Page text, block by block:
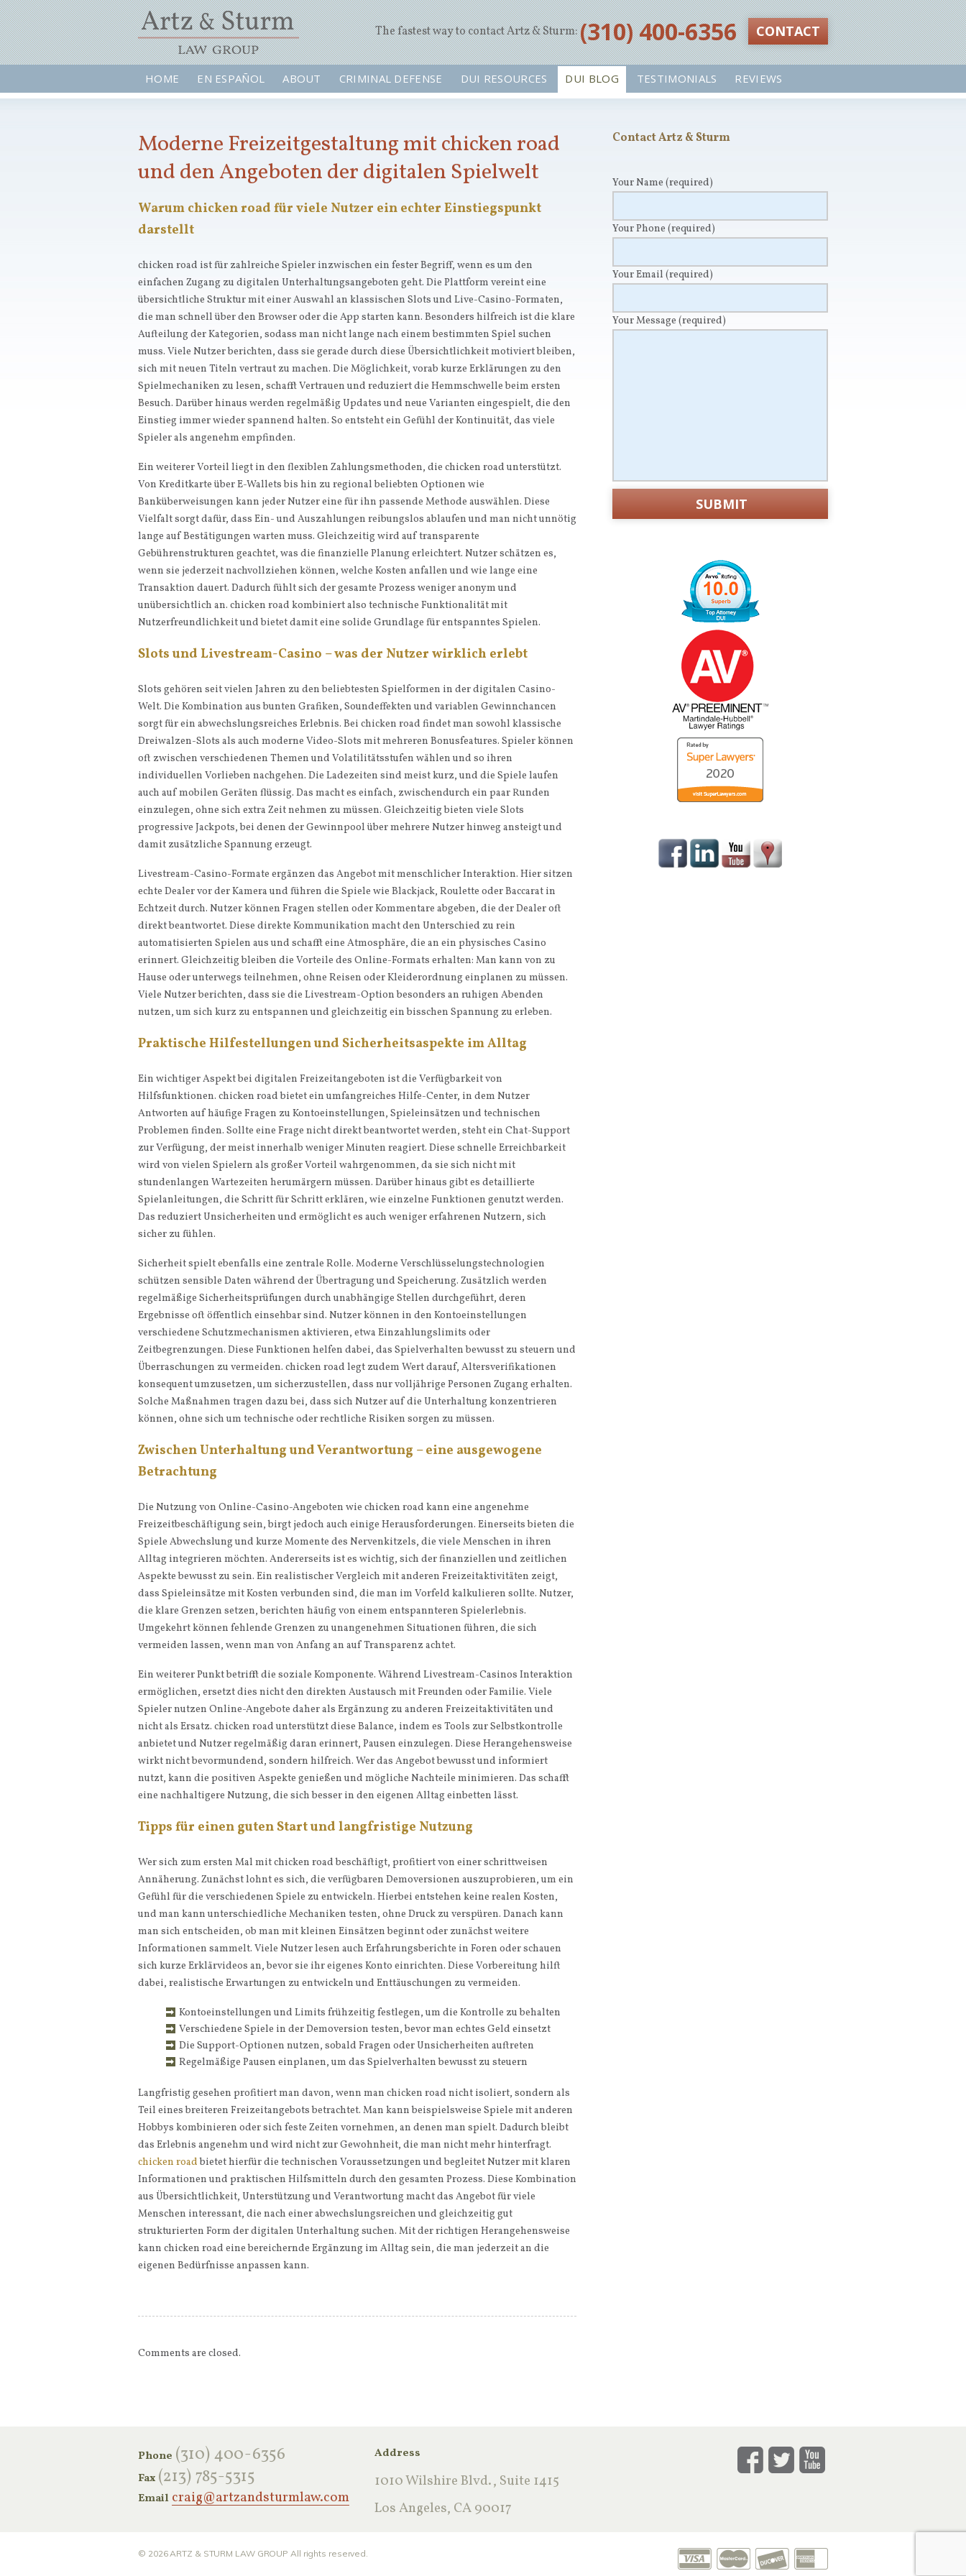
The fastest way to contact Artz & Sturm:‪(310) 400-6356‬ CONTACT
HOME EN ESPAÑOL ABOUT CRIMINAL DEFENSE DUI RESOURCES DUI BLOG TESTIMONIALS REVIEWS
Moderne Freizeitgestaltung mit chicken road
und den Angeboten der digitalen Spielwelt
Warum chicken road für viele Nutzer ein echter Einstiegspunkt
darstellt
chicken road ist für zahlreiche Spieler inzwischen ein fester Begriff, wenn es um den
einfachen Zugang zu digitalen Unterhaltungsangeboten geht. Die Plattform vereint eine
übersichtliche Struktur mit einer Auswahl an klassischen Slots und Live-Casino-Formaten,
die man schnell über den Browser oder die App starten kann. Besonders hilfreich ist die klare
Aufteilung der Kategorien, sodass man nicht lange nach einem bestimmten Spiel suchen
muss. Viele Nutzer berichten, dass sie gerade durch diese Übersichtlichkeit motiviert bleiben,
sich mit neuen Titeln vertraut zu machen. Die Möglichkeit, vorab kurze Erklärungen zu den
Spielmechaniken zu lesen, schafft Vertrauen und reduziert die Hemmschwelle beim ersten
Besuch. Darüber hinaus werden regelmäßig Updates und neue Varianten eingespielt, die den
Einstieg immer wieder spannend halten. So entsteht ein Gefühl der Kontinuität, das viele
Spieler als angenehm empfinden.
Ein weiterer Vorteil liegt in den flexiblen Zahlungsmethoden, die chicken road unterstützt.
Von Kreditkarte über E-Wallets bis hin zu regional beliebten Optionen wie
Banküberweisungen kann jeder Nutzer eine für ihn passende Methode auswählen. Diese
Vielfalt sorgt dafür, dass Ein- und Auszahlungen reibungslos ablaufen und man nicht unnötig
lange auf Bestätigungen warten muss. Gleichzeitig wird auf transparente
Gebührenstrukturen geachtet, was die finanzielle Planung erleichtert. Nutzer schätzen es,
wenn sie jederzeit nachvollziehen können, welche Kosten anfallen und wie lange eine
Transaktion dauert. Dadurch fühlt sich der gesamte Prozess weniger anonym und
unübersichtlich an. chicken road kombiniert also technische Funktionalität mit
Nutzerfreundlichkeit und bietet damit eine solide Grundlage für entspanntes Spielen.
Slots und Livestream-Casino – was der Nutzer wirklich erlebt
Slots gehören seit vielen Jahren zu den beliebtesten Spielformen in der digitalen Casino-
Welt. Die Kombination aus bunten Grafiken, Soundeffekten und variablen Gewinnchancen
sorgt für ein abwechslungsreiches Erlebnis. Bei chicken road findet man sowohl klassische
Dreiwalzen-Slots als auch moderne Video-Slots mit mehreren Bonusfeatures. Spieler können
oft zwischen verschiedenen Themen und Volatilitätsstufen wählen und so ihren
individuellen Vorlieben nachgehen. Die Ladezeiten sind meist kurz, und die Spiele laufen
auch auf mobilen Geräten flüssig. Das macht es einfach, zwischendurch ein paar Runden
einzulegen, ohne sich extra Zeit nehmen zu müssen. Gleichzeitig bieten viele Slots
progressive Jackpots, bei denen der Gewinnpool über mehrere Nutzer hinweg ansteigt und
damit zusätzliche Spannung erzeugt.
Livestream-Casino-Formate ergänzen das Angebot mit menschlicher Interaktion. Hier sitzen
echte Dealer vor der Kamera und führen die Spiele wie Blackjack, Roulette oder Baccarat in
Echtzeit durch. Nutzer können Fragen stellen oder Kommentare abgeben, die der Dealer oft
direkt beantwortet. Diese direkte Kommunikation macht den Unterschied zu rein
automatisierten Spielen aus und schafft eine Atmosphäre, die an ein physisches Casino
erinnert. Gleichzeitig bleiben die Vorteile des Online-Formats erhalten: Man kann von zu
Hause oder unterwegs teilnehmen, ohne Reisen oder Kleiderordnung einplanen zu müssen.
Viele Nutzer berichten, dass sie die Livestream-Option besonders an ruhigen Abenden
nutzen, um sich kurz zu entspannen und gleichzeitig ein bisschen Spannung zu erleben.
Praktische Hilfestellungen und Sicherheitsaspekte im Alltag
Ein wichtiger Aspekt bei digitalen Freizeitangeboten ist die Verfügbarkeit von
Hilfsfunktionen. chicken road bietet ein umfangreiches Hilfe-Center, in dem Nutzer
Antworten auf häufige Fragen zu Kontoeinstellungen, Spieleinsätzen und technischen
Problemen finden. Sollte eine Frage nicht direkt beantwortet werden, steht ein Chat-Support
zur Verfügung, der meist innerhalb weniger Minuten reagiert. Diese schnelle Erreichbarkeit
wird von vielen Spielern als großer Vorteil wahrgenommen, da sie sich nicht mit
stundenlangen Wartezeiten herumärgern müssen. Darüber hinaus gibt es detaillierte
Spielanleitungen, die Schritt für Schritt erklären, wie einzelne Funktionen genutzt werden.
Das reduziert Unsicherheiten und ermöglicht es auch weniger erfahrenen Nutzern, sich
sicher zu fühlen.
Sicherheit spielt ebenfalls eine zentrale Rolle. Moderne Verschlüsselungstechnologien
schützen sensible Daten während der Übertragung und Speicherung. Zusätzlich werden
regelmäßige Sicherheitsprüfungen durch unabhängige Stellen durchgeführt, deren
Ergebnisse oft öffentlich einsehbar sind. Nutzer können in den Kontoeinstellungen
verschiedene Schutzmechanismen aktivieren, etwa Einzahlungslimits oder
Zeitbegrenzungen. Diese Funktionen helfen dabei, das Spielverhalten bewusst zu steuern und
Überraschungen zu vermeiden. chicken road legt zudem Wert darauf, Altersverifikationen
konsequent umzusetzen, um sicherzustellen, dass nur volljährige Personen Zugang erhalten.
Solche Maßnahmen tragen dazu bei, dass sich Nutzer auf die Unterhaltung konzentrieren
können, ohne sich um technische oder rechtliche Risiken sorgen zu müssen.
Zwischen Unterhaltung und Verantwortung – eine ausgewogene
Betrachtung
Die Nutzung von Online-Casino-Angeboten wie chicken road kann eine angenehme
Freizeitbeschäftigung sein, birgt jedoch auch einige Herausforderungen. Einerseits bieten die
Spiele Abwechslung und kurze Momente des Nervenkitzels, die viele Menschen in ihren
Alltag integrieren möchten. Andererseits ist es wichtig, sich der finanziellen und zeitlichen
Aspekte bewusst zu sein. Ein realistischer Vergleich mit anderen Freizeitaktivitäten zeigt,
dass Spieleinsätze mit Kosten verbunden sind, die man im Vorfeld kalkulieren sollte. Nutzer,
die klare Grenzen setzen, berichten häufig von einem entspannteren Spielerlebnis.
Umgekehrt können fehlende Grenzen zu unangenehmen Situationen führen, die sich
vermeiden lassen, wenn man von Anfang an auf Transparenz achtet.
Ein weiterer Punkt betrifft die soziale Komponente. Während Livestream-Casinos Interaktion
ermöglichen, ersetzt dies nicht den direkten Austausch mit Freunden oder Familie. Viele
Spieler nutzen Online-Angebote daher als Ergänzung zu anderen Freizeitaktivitäten und
nicht als Ersatz. chicken road unterstützt diese Balance, indem es Tools zur Selbstkontrolle
anbietet und Nutzer regelmäßig daran erinnert, Pausen einzulegen. Diese Herangehensweise
wirkt nicht bevormundend, sondern hilfreich. Wer das Angebot bewusst und informiert
nutzt, kann die positiven Aspekte genießen und mögliche Nachteile minimieren. Das schafft
eine nachhaltigere Nutzung, die sich besser in den eigenen Alltag einbetten lässt.
Tipps für einen guten Start und langfristige Nutzung
Wer sich zum ersten Mal mit chicken road beschäftigt, profitiert von einer schrittweisen
Annäherung. Zunächst lohnt es sich, die verfügbaren Demoversionen auszuprobieren, um ein
Gefühl für die verschiedenen Spiele zu entwickeln. Hierbei entstehen keine realen Kosten,
und man kann unterschiedliche Mechaniken testen, ohne Druck zu verspüren. Danach kann
man sich entscheiden, ob man mit kleinen Einsätzen beginnt oder zunächst weitere
Informationen sammelt. Viele Nutzer lesen auch Erfahrungsberichte in Foren oder schauen
sich kurze Erklärvideos an, bevor sie ihr eigenes Konto einrichten. Diese Vorbereitung hilft
dabei, realistische Erwartungen zu entwickeln und Enttäuschungen zu vermeiden.
Kontoeinstellungen und Limits frühzeitig festlegen, um die Kontrolle zu behalten
Verschiedene Spiele in der Demoversion testen, bevor man echtes Geld einsetzt
Die Support-Optionen nutzen, sobald Fragen oder Unsicherheiten auftreten
Regelmäßige Pausen einplanen, um das Spielverhalten bewusst zu steuern
Langfristig gesehen profitiert man davon, wenn man chicken road nicht isoliert, sondern als
Teil eines breiteren Freizeitangebots betrachtet. Man kann beispielsweise Spiele mit anderen
Hobbys kombinieren oder sich feste Zeiten vornehmen, an denen man spielt. Dadurch bleibt
das Erlebnis angenehm und wird nicht zur Gewohnheit, die man nicht mehr hinterfragt.
chicken roadbietet hierfür die technischen Voraussetzungen und begleitet Nutzer mit klaren
Informationen und praktischen Hilfsmitteln durch den gesamten Prozess. Diese Kombination
aus Übersichtlichkeit, Unterstützung und Verantwortung macht das Angebot für viele
Menschen interessant, die nach einer abwechslungsreichen und gleichzeitig gut
strukturierten Form der digitalen Unterhaltung suchen. Mit der richtigen Herangehensweise
kann chicken road eine bereichernde Ergänzung im Alltag sein, die man jederzeit an die
eigenen Bedürfnisse anpassen kann.
Comments are closed.
Contact Artz & Sturm
Your Name (required)
Your Phone (required)
Your Email (required)
Your Message (required)
Phone ‪(310) 400-6356‬
Fax (213) 785-5315
Email craig@artzandsturmlaw.com
Address
1010 Wilshire Blvd., Suite 1415
Los Angeles, CA 90017
© 2026ARTZ & STURM LAW GROUP All rights reserved.